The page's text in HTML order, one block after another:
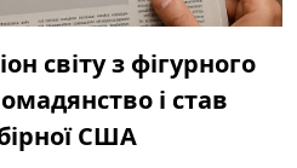
світу з фігурного
і став
США